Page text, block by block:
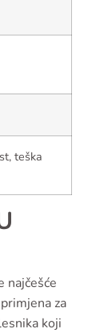
teška
najčešće
za
koji